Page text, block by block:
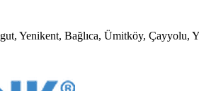
Yenikent, Bağlıca, Ümitköy, Çayyolu,